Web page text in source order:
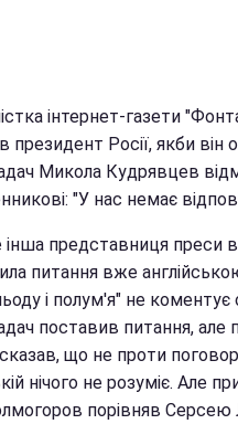
інтернет-газети
президент Росії, якби він
Микола Кудрявцев
"У нас немає
інша представниця преси
питання вже
і полум'я" не коментує
поставив питання, але
що не проти
нічого не розуміє. Але
порівняв